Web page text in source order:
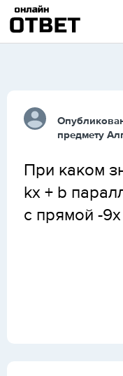
предмету
При каком
kx + b
с прямой -